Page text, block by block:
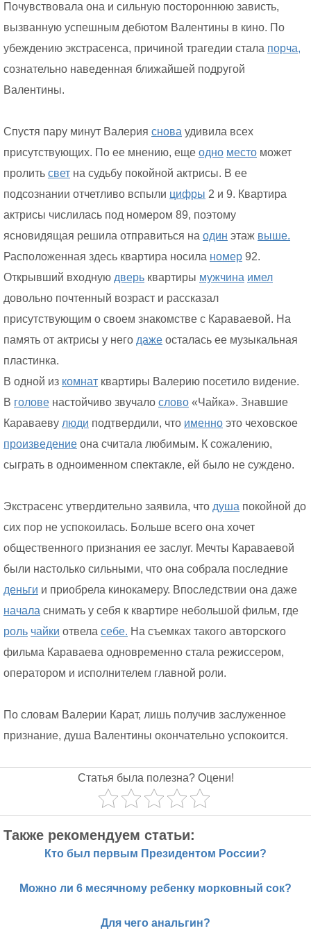
Почувствовала она и сильную постороннюю зависть,
вызванную успешным дебютом Валентины в кино. По
убеждению экстрасенса, причиной трагедии стала порча,
сознательно наведенная ближайшей подругой
Валентины.
Спустя пару минут Валерия снова удивила всех
присутствующих. По ее мнению, еще одно место может
пролить свет на судьбу покойной актрисы. В ее
подсознании отчетливо вспыли цифры 2 и 9. Квартира
актрисы числилась под номером 89, поэтому
ясновидящая решила отправиться на один этаж выше.
Расположенная здесь квартира носила номер 92.
Открывший входную дверь квартиры мужчина имел
довольно почтенный возраст и рассказал
присутствующим о своем знакомстве с Караваевой. На
память от актрисы у него даже осталась ее музыкальная
пластинка.
В одной из комнат квартиры Валерию посетило видение.
В голове настойчиво звучало слово «Чайка». Знавшие
Караваеву люди подтвердили, что именно это чеховское
произведение она считала любимым. К сожалению,
сыграть в одноименном спектакле, ей было не суждено.
Экстрасенс утвердительно заявила, что душа покойной до
сих пор не успокоилась. Больше всего она хочет
общественного признания ее заслуг. Мечты Караваевой
были настолько сильными, что она собрала последние
деньги и приобрела кинокамеру. Впоследствии она даже
начала снимать у себя к квартире небольшой фильм, где
роль чайки отвела себе. На съемках такого авторского
фильма Караваева одновременно стала режиссером,
оператором и исполнителем главной роли.
По словам Валерии Карат, лишь получив заслуженное
признание, душа Валентины окончательно успокоится.
Статья была полезна? Оцени!
Также рекомендуем статьи:
Кто был первым Президентом России?
Можно ли 6 месячному ребенку морковный сок?
Для чего анальгин?